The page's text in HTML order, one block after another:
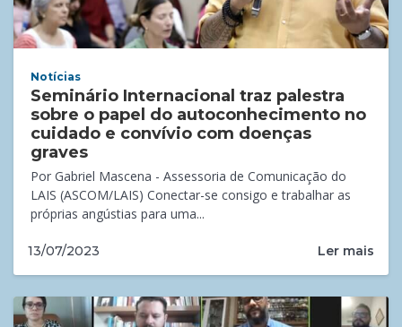
Notícias
Seminário Internacional traz palestra
sobre o papel do autoconhecimento no
cuidado e convívio com doenças
graves
Por Gabriel Mascena - Assessoria de Comunicação do
LAIS (ASCOM/LAIS) Conectar-se consigo e trabalhar as
próprias angústias para uma...
13/07/2023 Ler mais